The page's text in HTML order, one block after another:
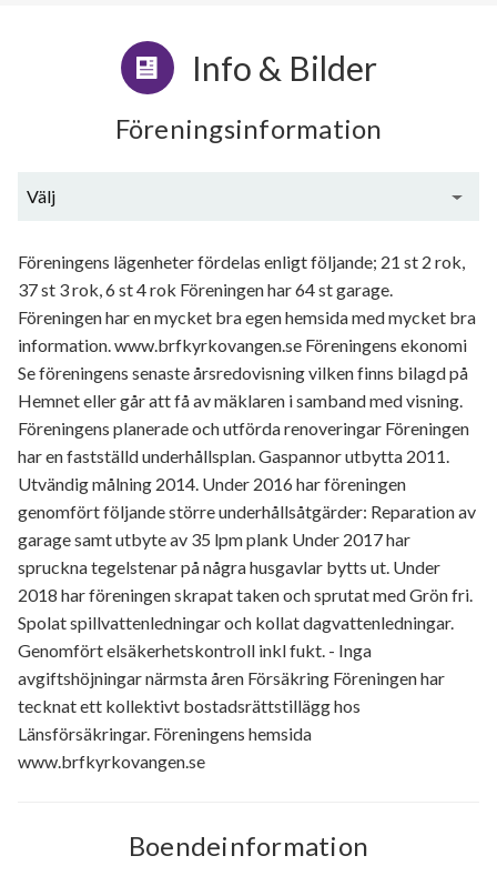
Info & Bilder
Föreningsinformation
Välj
Föreningens lägenheter fördelas enligt följande; 21 st 2 rok,
37 st 3 rok, 6 st 4 rok Föreningen har 64 st garage.
Föreningen har en mycket bra egen hemsida med mycket bra
information. www.brfkyrkovangen.se Föreningens ekonomi
Se föreningens senaste årsredovisning vilken finns bilagd på
Hemnet eller går att få av mäklaren i samband med visning.
Föreningens planerade och utförda renoveringar Föreningen
har en fastställd underhållsplan. Gaspannor utbytta 2011.
Utvändig målning 2014. Under 2016 har föreningen
genomfört följande större underhållsåtgärder: Reparation av
garage samt utbyte av 35 lpm plank Under 2017 har
spruckna tegelstenar på några husgavlar bytts ut. Under
2018 har föreningen skrapat taken och sprutat med Grön fri.
Spolat spillvattenledningar och kollat dagvattenledningar.
Genomfört elsäkerhetskontroll inkl fukt. - Inga
avgiftshöjningar närmsta åren Försäkring Föreningen har
tecknat ett kollektivt bostadsrättstillägg hos
Länsförsäkringar. Föreningens hemsida
www.brfkyrkovangen.se
Boendeinformation